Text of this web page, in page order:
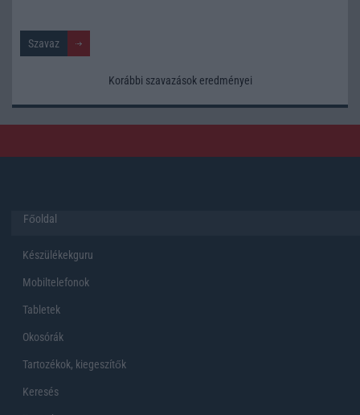
Korábbi szavazások eredményei
Főoldal
Készülékekguru
Mobiltelefonok
Tabletek
Okosórák
Tartozékok, kiegeszítők
Keresés